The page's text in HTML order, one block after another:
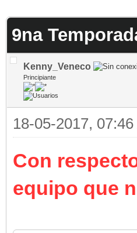
9na
Kenny_Veneco
Principiante
18-05-2017, 07:46
Con
equipo que